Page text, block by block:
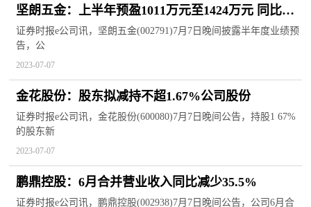
坚朗五金：上半年预盈1011万元至1424万元 同比扭
亏
证券时报e公司讯，坚朗五金(002791)7月7日晚间披露半年度业绩预
告，公
2023-07-07
金花股份：股东拟减持不超1.67%公司股份
证券时报e公司讯，金花股份(600080)7月7日晚间公告，持股1 67%
的股东新
2023-07-07
鹏鼎控股：6月合并营业收入同比减少35.5%
证券时报e公司讯，鹏鼎控股(002938)7月7日晚间公告，公司6月合